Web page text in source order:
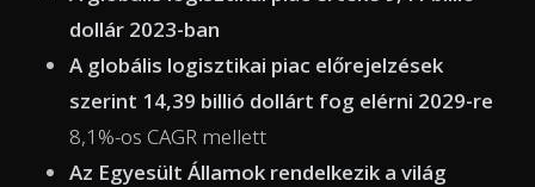
dollár 2023-ban
A globális logisztikai piac előrejelzések
szerint 14,39 billió dollárt fog elérni 2029-re
8,1%-os CAGR mellett
Az Egyesült Államok rendelkezik a világ